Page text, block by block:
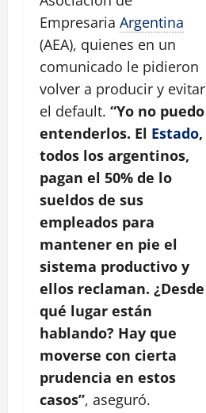
Empresaria Argentina
(AEA), quienes en un
comunicado le pidieron
volver a producir y evitar
el default. “Yo no puedo
entenderlos. El Estado,
todos los argentinos,
pagan el 50% de lo
sueldos de sus
empleados para
mantener en pie el
sistema productivo y
ellos reclaman. ¿Desde
qué lugar están
hablando? Hay que
moverse con cierta
prudencia en estos
casos”, aseguró.